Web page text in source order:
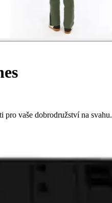
pro vaše dobrodružství na svahu.